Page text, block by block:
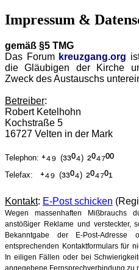
Impressum &
gemäß §5 TMG
Das Forum kreuzgang.org
die Gläubigen der Kirche
Zweck des Austauschs
Betreiber:
Robert Ketelhohn
Kochstraße 5
16727 Velten in der Mark
Telephon: ⁺⁴⁹ (³³⁰⁴) ²⁰⁴⁷⁰⁰
Telefax: ⁺⁴⁹ (³³⁰⁴) ²⁰⁴⁷⁰¹
Kontakt: E-Post schicken
Wegen massenhaften Mißbrauchs
anstößiger Reklame und versteckter,
Bekanntgabe der E-Post-Adresse
entsprechenden Kontaktformulars für
In eiligen Fällen oder bei
angegebene Fernsprechverbindung zu